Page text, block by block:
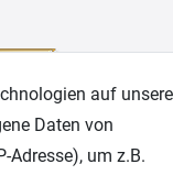
auf
Daten von
Adresse), um z.B.